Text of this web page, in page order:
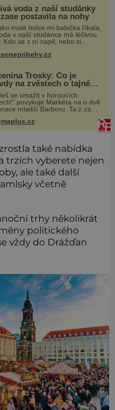
voda z naší studánky
postavila na nohy
malé holce mi babička říkala,
v naší studánce má léčivou
Kdo se z ní napil, nebo si
bylinky kolem, tomu se
Ráda vzpomínám na své
Trosky: Co je
na zvěstech o tajné
se smažit v horoucích
povykuje Markéta na o dvě
mladší Barboru. Ta jí za
slovní palbu opětuje. První je
katolička, druhá přesvědčená
A každá z nich s
také nabídka
trzích vyberete nejen
ale také další
včetně
trhy několikrát
politického
vždy do Drážďan